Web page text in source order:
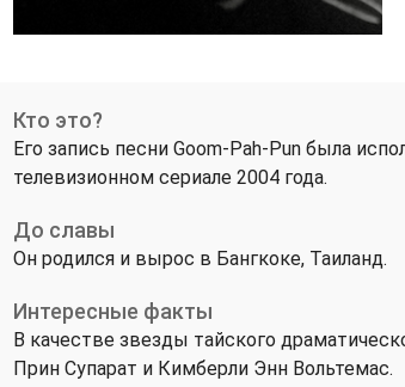
Кто это?
Его запись песни Goom-Pah-Pun была
телевизионном сериале 2004 года.
До славы
Он родился и вырос в Бангкоке, Таиланд.
Интересные факты
В качестве звезды тайского
Прин Супарат и Кимберли Энн Вольтемас.